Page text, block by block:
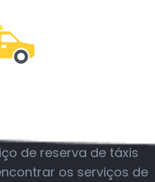
de reserva de táxis
os serviços de